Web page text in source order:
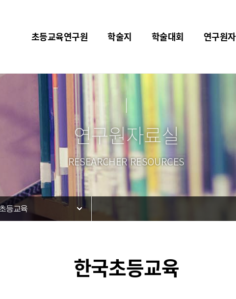
초등교육연구원 학술지 학술대회 연구원
연구원자료실
RESEARCHER RESOURCES
등교육
한국초등교육